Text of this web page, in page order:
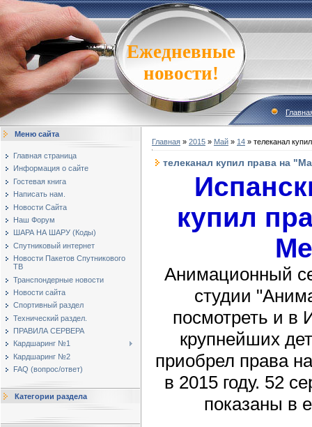
Ежедневные
новости!
Меню сайта
Главная страница
Информация о сайте
Гостевая книга
Написать нам.
Новости Сайта
Наш Форум
ШАРА НА ШАРУ (Коды)
Спутниковый интернет
Новости Пакетов Спутникового
ТВ
Транспондерные новости
Новости сайта
Спортивный раздел
Технический раздел.
ПРАВИЛА СЕРВЕРА
Кардшаринг №1
Кардшаринг №2
FAQ (вопрос/ответ)
Категории раздела
Главная » 2015 » Май » 14 » телеканал
телеканал купил права на
купил
Анимационный
студии
посмотреть и в
крупнейших
приобрел права
в 2015 году. 52
показаны в